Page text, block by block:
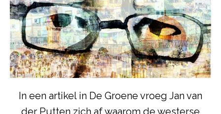
In een artikel in De Groene vroeg Jan van
der Putten zich af waarom de westerse